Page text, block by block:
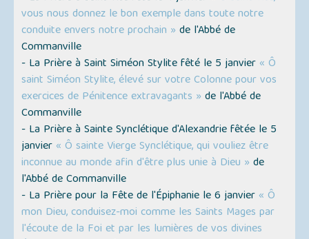
vous nous donnez le bon exemple dans toute notre
conduite envers notre prochain » de l'Abbé de
Commanville
- La Prière à Saint Siméon Stylite fêté le 5 janvier « Ô
saint Siméon Stylite, élevé sur votre Colonne pour vos
exercices de Pénitence extravagants » de l'Abbé de
Commanville
- La Prière à Sainte Synclétique d'Alexandrie fêtée le 5
janvier « Ô sainte Vierge Synclétique, qui vouliez être
inconnue au monde afin d'être plus unie à Dieu » de
l'Abbé de Commanville
- La Prière pour la Fête de l'Épiphanie le 6 janvier « Ô
mon Dieu, conduisez-moi comme les Saints Mages par
l'écoute de la Foi et par les lumières de vos divines